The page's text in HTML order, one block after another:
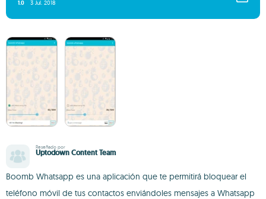
1.0 3 Jul. 2018
Reseñado por
Uptodown Content Team
Boomb Whatsapp es una aplicación que te permitirá bloquear el
teléfono móvil de tus contactos enviándoles mensajes a Whatsapp